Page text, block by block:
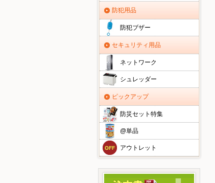
防犯用品
防犯ブザー
セキュリティ用品
ネットワーク
シュレッダー
ピックアップ
防災セット特集
@単品
アウトレット